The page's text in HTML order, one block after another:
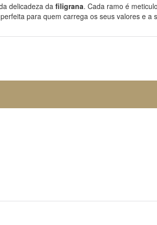
delicadeza da filigrana. Cada ramo é
perfeita para quem carrega os seus valores e a